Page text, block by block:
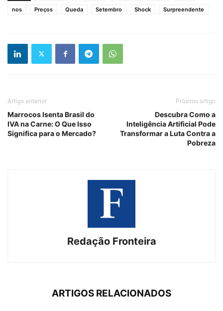
nos
Preços Queda Setembro Shock Surpreendente
Artigo anterior
Marrocos Isenta Brasil do
IVA na Carne: O Que Isso
Significa para o Mercado?
Próximo artigo
Descubra Como a
Inteligência Artificial Pode
Transformar a Luta Contra a
Pobreza
Redação Fronteira
ARTIGOS RELACIONADOS